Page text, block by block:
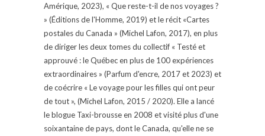
Amérique, 2023), « Que reste-t-il de nos voyages ?
» (Éditions de l'Homme, 2019) et le récit «Cartes
postales du Canada » (Michel Lafon, 2017), en plus
de diriger les deux tomes du collectif « Testé et
approuvé : le Québec en plus de 100 expériences
extraordinaires » (Parfum d'encre, 2017 et 2023) et
de coécrire « Le voyage pour les filles qui ont peur
de tout », (Michel Lafon, 2015 / 2020). Elle a lancé
le blogue Taxi-brousse en 2008 et visité plus d'une
soixantaine de pays, dont le Canada, qu'elle ne se